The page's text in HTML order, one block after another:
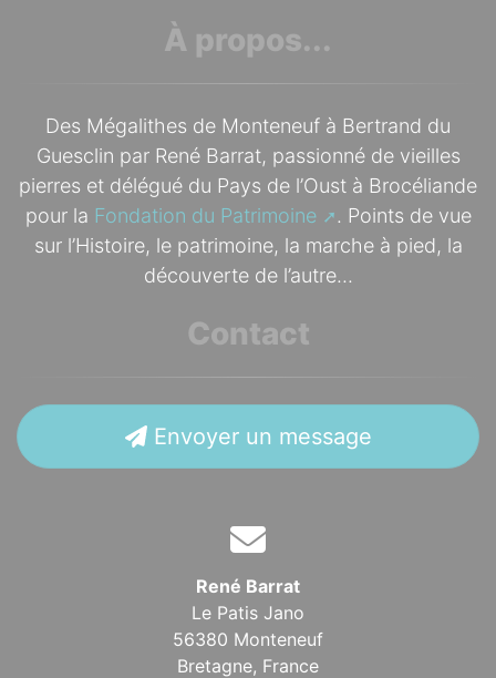
À propos...
Des Mégalithes de Monteneuf à Bertrand du
Guesclin par René Barrat, passionné de vieilles
pierres et délégué du Pays de l’Oust à Brocéliande
pour la Fondation du Patrimoine
. Points de vue
sur l’Histoire, le patrimoine, la marche à pied, la
découverte de l’autre...
Contact
Envoyer un message
René Barrat
Le Patis Jano
56380 Monteneuf
Bretagne, France